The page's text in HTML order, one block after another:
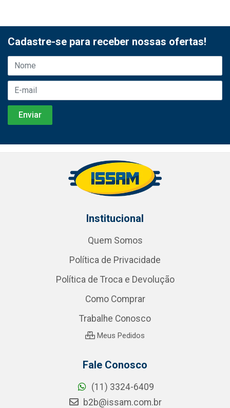
Cadastre-se para receber nossas ofertas!
Institucional
Quem Somos
Política de Privacidade
Política de Troca e Devolução
Como Comprar
Trabalhe Conosco
Meus Pedidos
Fale Conosco
(11) 3324-6409
b2b@issam.com.br